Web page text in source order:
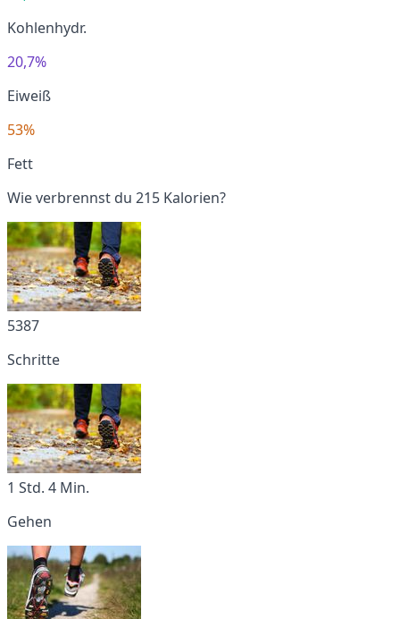
Kohlenhydr.
20,7%
Eiweiß
53%
Fett
Wie verbrennst du 215 Kalorien?
5387
Schritte
1 Std. 4 Min.
Gehen